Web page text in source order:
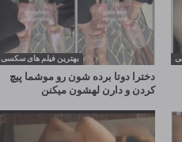
بهترین فیلم های سکسی
دخترا دوتا برده شون رو موشما پیچ
کردن و دارن لهشون میکنن